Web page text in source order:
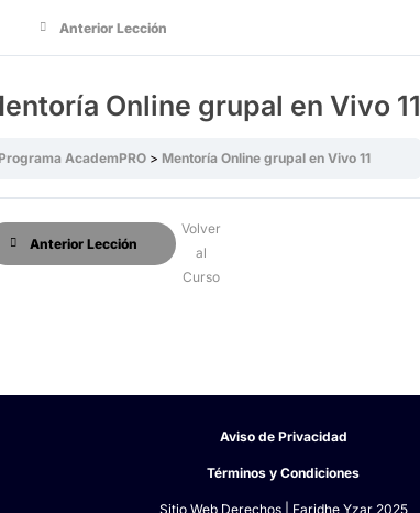
Anterior Lección
Online grupal en Vivo 11
Programa AcademPRO Mentoría Online grupal en Vivo 11
Anterior Lección
Volver
al
Curso
Aviso de Privacidad
Términos y Condiciones
Sitio Web Derechos | Faridhe Yzar 2025